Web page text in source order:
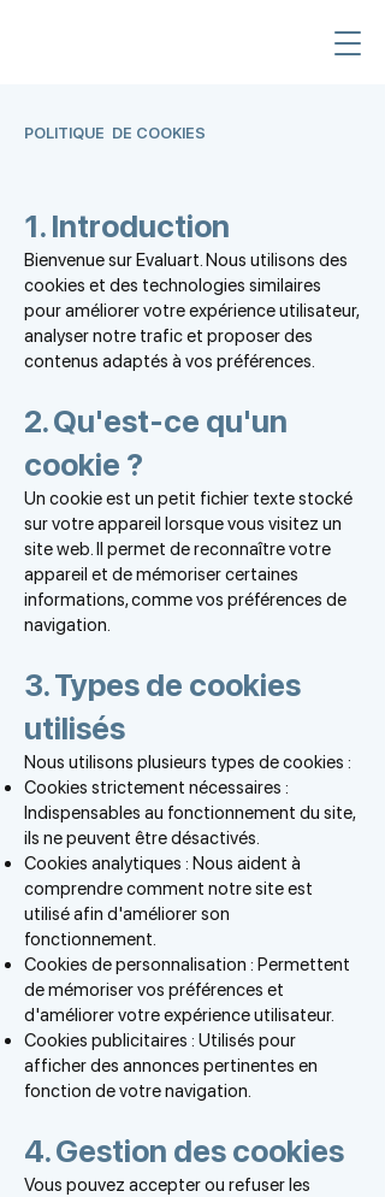
POLITIQUE DE COOKIES
1. Introduction
Bienvenue sur Evaluart. Nous utilisons des
cookies et des technologies similaires
pour améliorer votre expérience utilisateur,
analyser notre trafic et proposer des
contenus adaptés à vos préférences.
2. Qu'est-ce qu'un
cookie ?
Un cookie est un petit fichier texte stocké
sur votre appareil lorsque vous visitez un
site web. Il permet de reconnaître votre
appareil et de mémoriser certaines
informations, comme vos préférences de
navigation.
3. Types de cookies
utilisés
Nous utilisons plusieurs types de cookies :
Cookies strictement nécessaires :
Indispensables au fonctionnement du site,
ils ne peuvent être désactivés.
Cookies analytiques : Nous aident à
comprendre comment notre site est
utilisé afin d'améliorer son
fonctionnement.
Cookies de personnalisation : Permettent
de mémoriser vos préférences et
d'améliorer votre expérience utilisateur.
Cookies publicitaires : Utilisés pour
afficher des annonces pertinentes en
fonction de votre navigation.
4. Gestion des cookies
Vous pouvez accepter ou refuser les